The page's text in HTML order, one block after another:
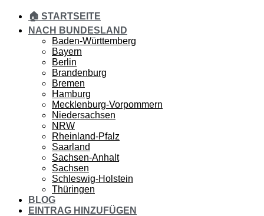
🏠 STARTSEITE
NACH BUNDESLAND
Baden-Württemberg
Bayern
Berlin
Brandenburg
Bremen
Hamburg
Mecklenburg-Vorpommern
Niedersachsen
NRW
Rheinland-Pfalz
Saarland
Sachsen-Anhalt
Sachsen
Schleswig-Holstein
Thüringen
BLOG
EINTRAG HINZUFÜGEN